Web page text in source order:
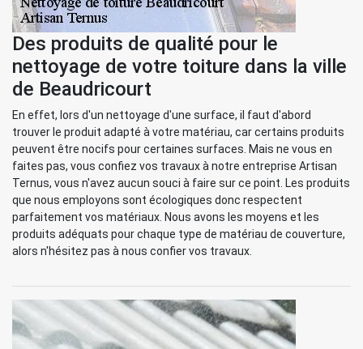
Des produits de qualité pour le
nettoyage de votre toiture dans la ville
de Beaudricourt
En effet, lors d'un nettoyage d'une surface, il faut d'abord
trouver le produit adapté à votre matériau, car certains produits
peuvent être nocifs pour certaines surfaces. Mais ne vous en
faites pas, vous confiez vos travaux à notre entreprise Artisan
Ternus, vous n'avez aucun souci à faire sur ce point. Les produits
que nous employons sont écologiques donc respectent
parfaitement vos matériaux. Nous avons les moyens et les
produits adéquats pour chaque type de matériau de couverture,
alors n'hésitez pas à nous confier vos travaux.